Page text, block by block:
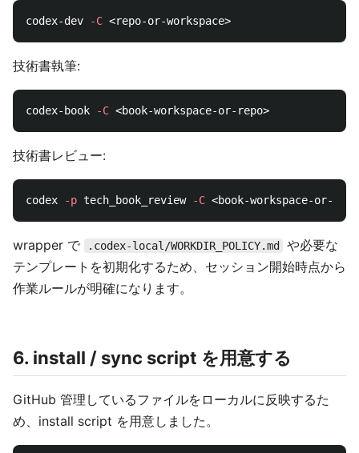
codex-dev -C
技術書執筆:
codex-book -C
技術書レビュー:
codex -p tech_book_review -C
wrapper で .codex-local/WORKDIR_POLICY.md
や必要な
テンプレートを初期化するため、セッション開始時点から
作業ルールが明確になります。
6. install / sync script を用意する
GitHub 管理しているファイルをローカルに反映するた
め、install script を用意しました。